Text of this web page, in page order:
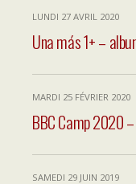
LUNDI 27 AVRIL 2020
Una más 1+ –
MARDI 25 FÉVRIER 2020
BBC Camp 2020
SAMEDI 29 JUIN 2019